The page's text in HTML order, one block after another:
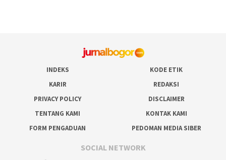
INDEKS
KODE ETIK
KARIR
REDAKSI
PRIVACY POLICY
DISCLAIMER
TENTANG KAMI
KONTAK KAMI
FORM PENGADUAN
PEDOMAN MEDIA SIBER
SOCIAL NETWORK